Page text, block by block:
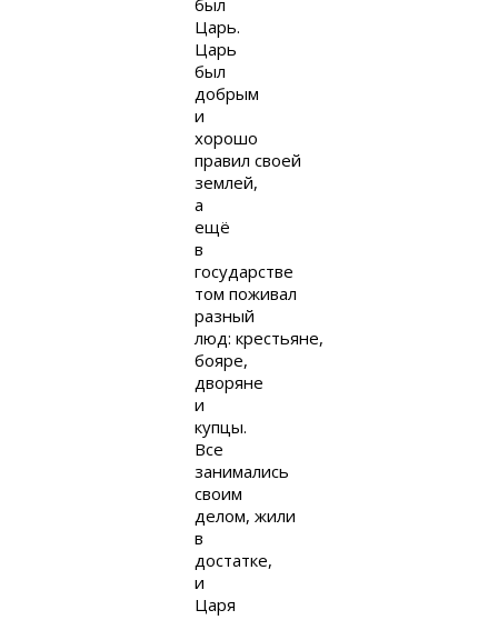
был
Царь.
Царь
был
добрым
и
хорошо
правил своей
землей,
а
ещё
в
государстве
том поживал
разный
люд: крестьяне,
бояре,
дворяне
и
купцы.
Все
занимались
своим
делом, жили
в
достатке,
и
Царя